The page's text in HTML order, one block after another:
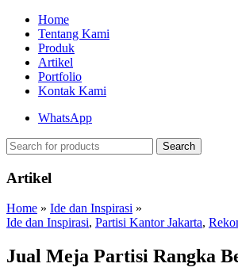
Home
Tentang Kami
Produk
Artikel
Portfolio
Kontak Kami
WhatsApp
Search
Artikel
Home » Ide dan Inspirasi »
Ide dan Inspirasi, Partisi Kantor Jakarta,
Jual Meja Partisi Rangka